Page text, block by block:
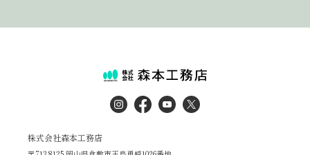
株式会社森本工務店